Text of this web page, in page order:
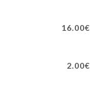
16.00€
2.00€